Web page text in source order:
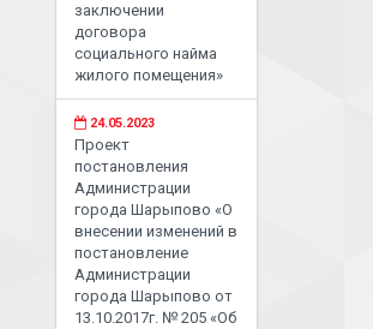
заключении
договора
социального найма
жилого помещения»
24.05.2023
Проект
постановления
Администрации
города Шарыпово «О
внесении изменений в
постановление
Администрации
города Шарыпово от
13.10.2017г. № 205 «Об